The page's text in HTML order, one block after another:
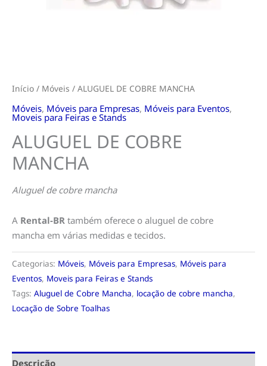
Início / Móveis / ALUGUEL DE COBRE MANCHA
Móveis, Móveis para Empresas, Móveis para Eventos,
Moveis para Feiras e Stands
ALUGUEL DE COBRE
MANCHA
Aluguel de cobre mancha
A Rental-BR também oferece o aluguel de cobre
mancha em várias medidas e tecidos.
Categorias: Móveis, Móveis para Empresas, Móveis para
Eventos, Moveis para Feiras e Stands
Tags: Aluguel de Cobre Mancha, locação de cobre mancha,
Locação de Sobre Toalhas
Descrição